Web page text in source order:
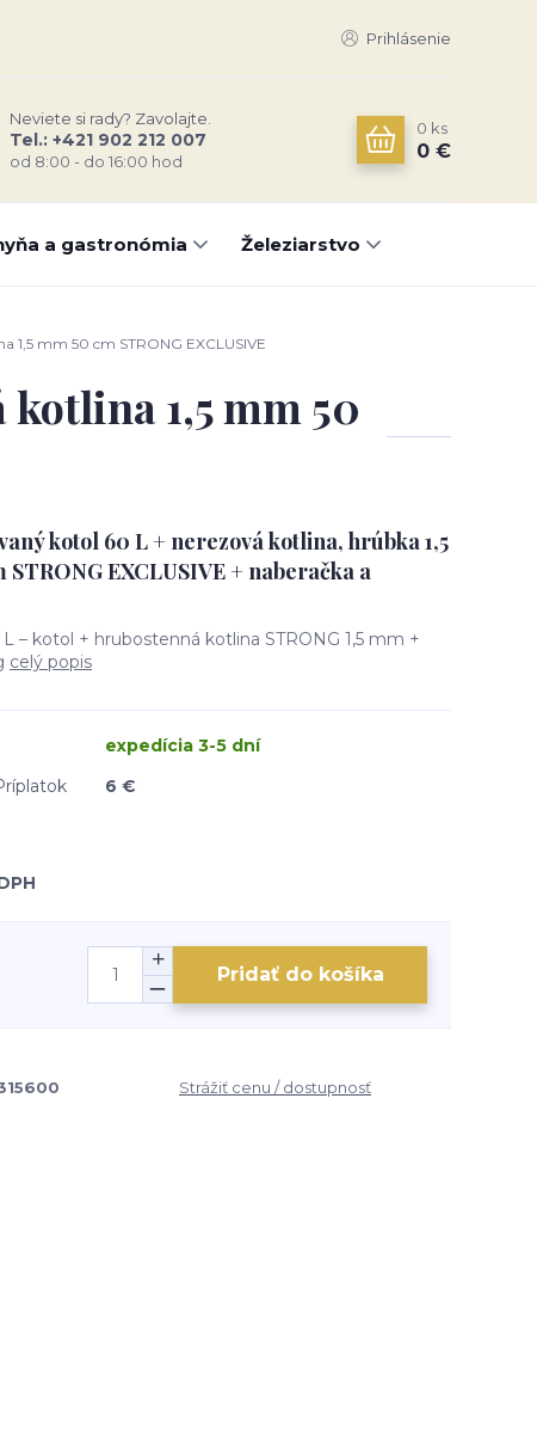
Prihlásenie
Neviete si rady? Zavolajte.
Tel.: +421 902 212 007
od 8:00 - do 16:00 hod
0 ks
0 €
a gastronómia Železiarstvo
mm 50 cm STRONG EXCLUSIVE
1,5 mm 50
kotol 60 L + nerezová kotlina, hrúbka 1,5
EXCLUSIVE + naberačka a
– kotol + hrubostenná kotlina STRONG 1,5 mm +
celý popis
expedícia 3-5 dní
6 €
Pridať do košíka
Strážiť cenu / dostupnosť